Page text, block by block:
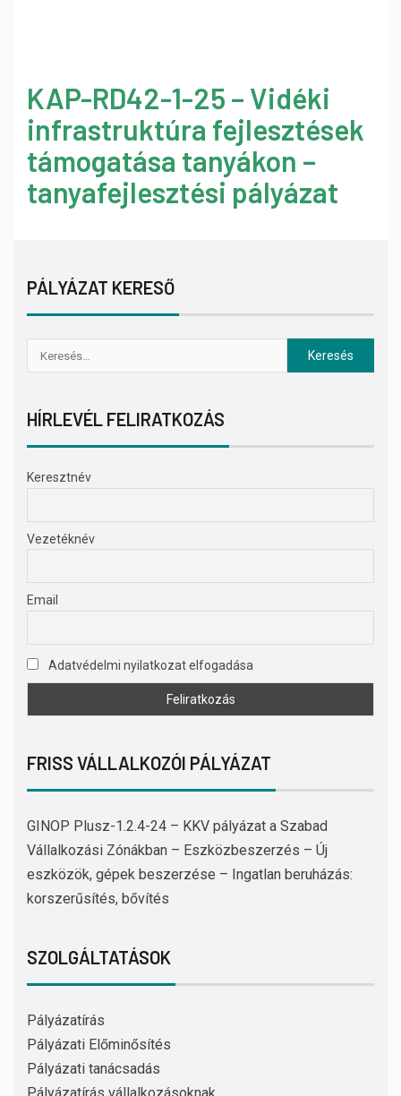
KAP-RD42-1-25 – Vidéki
infrastruktúra fejlesztések
támogatása tanyákon –
tanyafejlesztési pályázat
PÁLYÁZAT KERESŐ
HÍRLEVÉL FELIRATKOZÁS
Keresztnév
Vezetéknév
Email
Adatvédelmi nyilatkozat elfogadása
FRISS VÁLLALKOZÓI PÁLYÁZAT
GINOP Plusz-1.2.4-24 – KKV pályázat a Szabad
Vállalkozási Zónákban – Eszközbeszerzés – Új
eszközök, gépek beszerzése – Ingatlan beruházás:
korszerűsítés, bővítés
SZOLGÁLTATÁSOK
Pályázatírás
Pályázati Előminősítés
Pályázati tanácsadás